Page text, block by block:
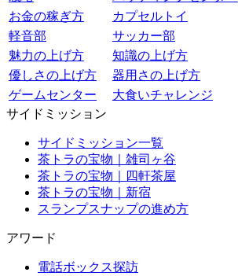
お金の稼ぎ方
カプセルトイ
軽音部
サッカー部
魅力の上げ方
知識の上げ方
優しさの上げ方
器用さの上げ方
ゲームセンター
大食いチャレンジ
サイドミッション
サイドミッション一覧
茶トラの宝物｜雑司ヶ谷
茶トラの宝物｜四軒茶屋
茶トラの宝物｜新宿
スランプスナップの進め方
アワード
電話ボックス探訪